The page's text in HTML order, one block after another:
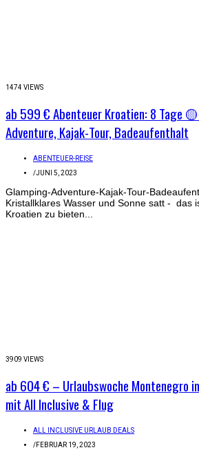
1474 VIEWS
ab 599 € Abenteuer Kroatien: 8 Tage
Adventure, Kajak-Tour, Badeaufenthalt
ABENTEUER-REISE
/JUNI 5, 2023
Glamping-Adventure-Kajak-Tour-
Kristallklares Wasser und Sonne satt - das
Kroatien zu bieten...
3909 VIEWS
ab 604 € – Urlaubswoche Montenegro
mit All Inclusive & Flug
ALL INCLUSIVE URLAUB DEALS
/FEBRUAR 19, 2023